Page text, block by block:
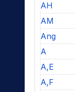
AH
AM
Ang
A
A,E
A,F